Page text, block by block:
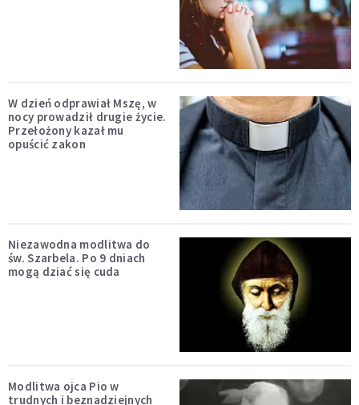
W dzień odprawiał Mszę, w
nocy prowadził drugie życie.
Przełożony kazał mu
opuścić zakon
Niezawodna modlitwa do
św. Szarbela. Po 9 dniach
mogą dziać się cuda
Modlitwa ojca Pio w
trudnych i beznadziejnych